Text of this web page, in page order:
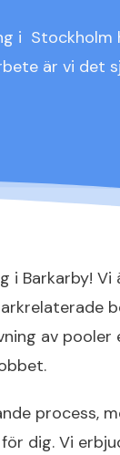
i
är vi det
i Barkarby! Vi
av pooler
process,
dig. Vi